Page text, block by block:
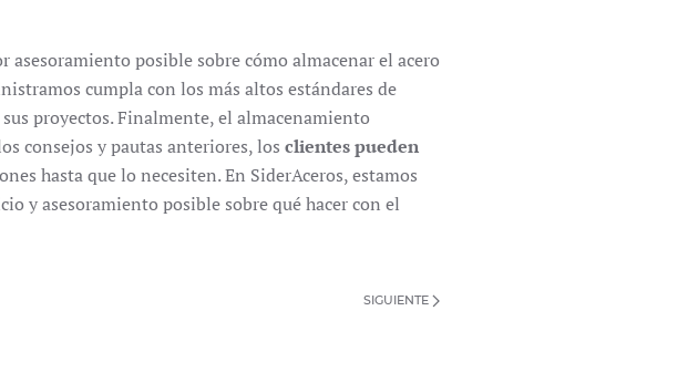
asesoramiento posible sobre cómo almacenar el acero
cumpla con los más altos estándares de
proyectos. Finalmente, el almacenamiento
consejos y pautas anteriores, los clientes pueden
hasta que lo necesiten. En SiderAceros, estamos
y asesoramiento posible sobre qué hacer con el
SIGUIENTE